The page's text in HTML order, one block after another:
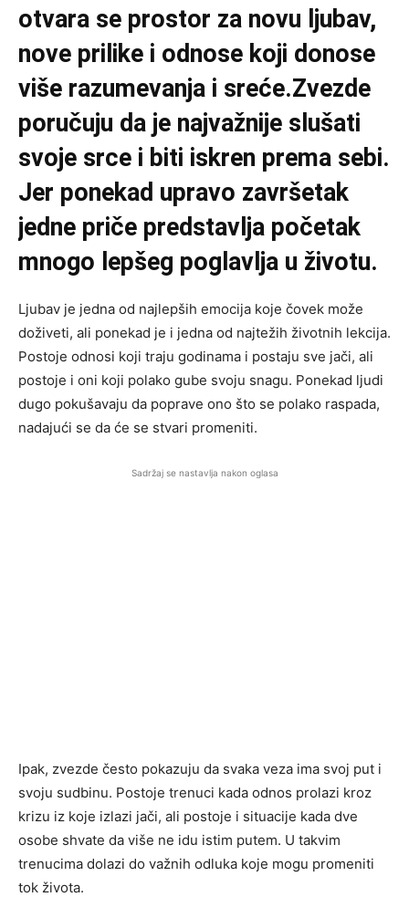
otvara se prostor za novu ljubav,
nove prilike i odnose koji donose
više razumevanja i sreće.Zvezde
poručuju da je najvažnije slušati
svoje srce i biti iskren prema sebi.
Jer ponekad upravo završetak
jedne priče predstavlja početak
mnogo lepšeg poglavlja u životu.
Ljubav je jedna od najlepših emocija koje čovek može
doživeti, ali ponekad je i jedna od najtežih životnih lekcija.
Postoje odnosi koji traju godinama i postaju sve jači, ali
postoje i oni koji polako gube svoju snagu. Ponekad ljudi
dugo pokušavaju da poprave ono što se polako raspada,
nadajući se da će se stvari promeniti.
Sadržaj se nastavlja nakon oglasa
Ipak, zvezde često pokazuju da svaka veza ima svoj put i
svoju sudbinu. Postoje trenuci kada odnos prolazi kroz
krizu iz koje izlazi jači, ali postoje i situacije kada dve
osobe shvate da više ne idu istim putem. U takvim
trenucima dolazi do važnih odluka koje mogu promeniti
tok života.